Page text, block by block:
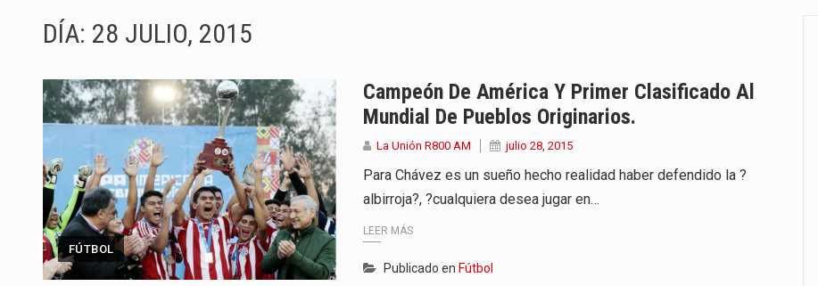
El Ministerio de Educación y Ciencias (MEC) ha confirmado la…
Para Tania, una paraguaya de 33 años que reside en…
El presidente de la República se encontraba en el aeropuerto…
Una familia atravesó momentos de extrema tensión durante la madrugada…
Fretes se refirió concretamente al recorrido que realizó este jueves…
“La situación no está tan mala en el Ministerio de…
DÍA: 28 JULIO, 2015
FÚTBOL
Campeón De América Y Primer Clasificado Al
Mundial De Pueblos Originarios.
La Unión R800 AM julio 28, 2015
Para Chávez es un sueño hecho realidad haber defendido la ?
albirroja?, ?cualquiera desea jugar en…
LEER MÁS
Publicado en Fútbol